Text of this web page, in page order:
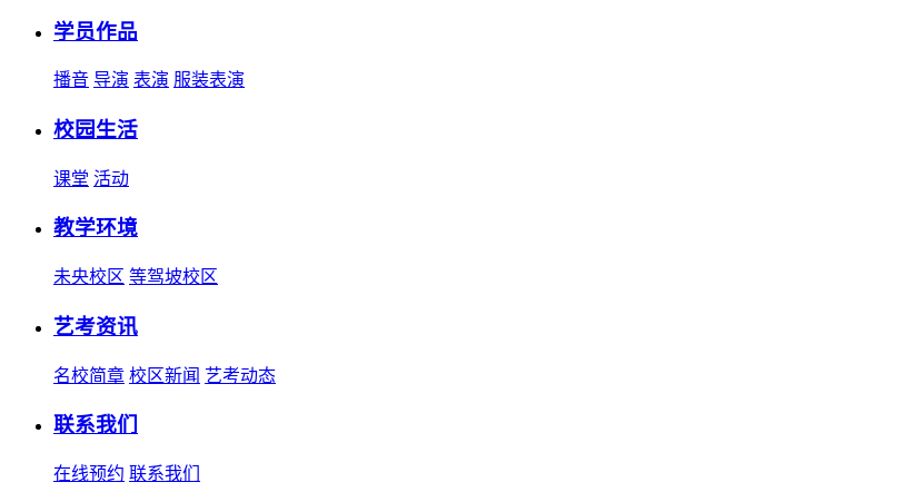
学员作品
播音 导演 表演 服装表演
校园生活
课堂 活动
教学环境
未央校区 等驾坡校区
艺考资讯
名校简章 校区新闻 艺考动态
联系我们
在线预约 联系我们